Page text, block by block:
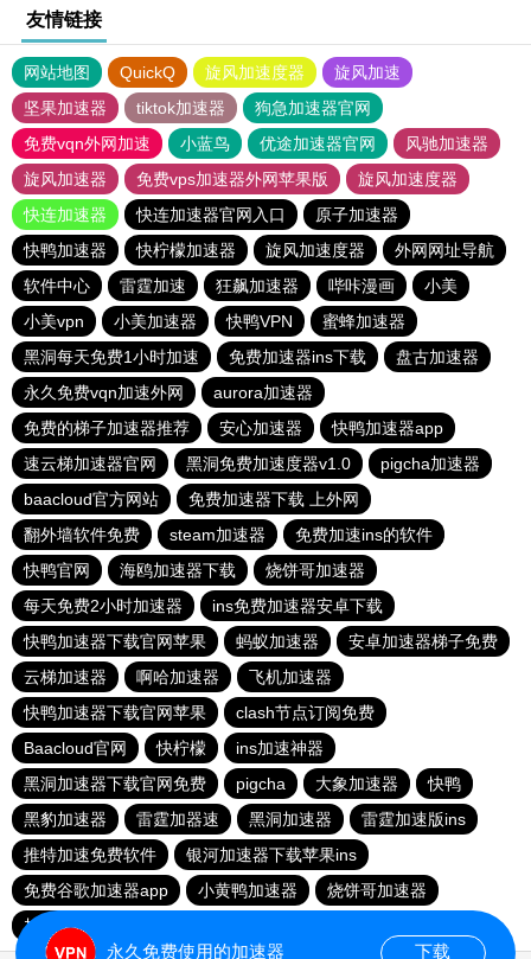
友情链接
网站地图 QuickQ 旋风加速度器
旋风加速
坚果加速器
tiktok加速器
狗急加速器官网
免费vqn外网加速
小蓝鸟 优途加速器官网
风驰加速器
旋风加速器
免费vps加速器外网苹果版
旋风加速度器
快连加速器
快连加速器官网入口
原子加速器
快鸭加速器
快柠檬加速器 旋风加速度器
外网网址导航
软件中心
雷霆加速 狂飙加速器 哔咔漫画
小美
小美vpn
小美加速器 快鸭VPN
蜜蜂加速器
黑洞每天免费1小时加速
免费加速器ins下载
盘古加速器
永久免费vqn加速外网
aurora加速器
免费的梯子加速器推荐
安心加速器
快鸭加速器app
速云梯加速器官网
黑洞免费加速度器v1.0
pigcha加速器
baacloud官方网站
免费加速器下载 上外网
翻外墙软件免费
steam加速器
免费加速ins的软件
快鸭官网
海鸥加速器下载
烧饼哥加速器
每天免费2小时加速器
ins免费加速器安卓下载
快鸭加速器下载官网苹果
蚂蚁加速器
安卓加速器梯子免费
云梯加速器
啊哈加速器
飞机加速器
快鸭加速器下载官网苹果
clash节点订阅免费
Baacloud官网
快柠檬
ins加速神器
黑洞加速器下载官网免费
pigcha 大象加速器
快鸭
黑豹加速器
雷霆加器速 黑洞加速器
雷霆加速版ins
推特加速免费软件
银河加速器下载苹果ins
免费谷歌加速器app
小黄鸭加速器
烧饼哥加速器
加速npv
永久免费使用的加速器 下载